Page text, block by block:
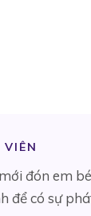
đón em
để có sự